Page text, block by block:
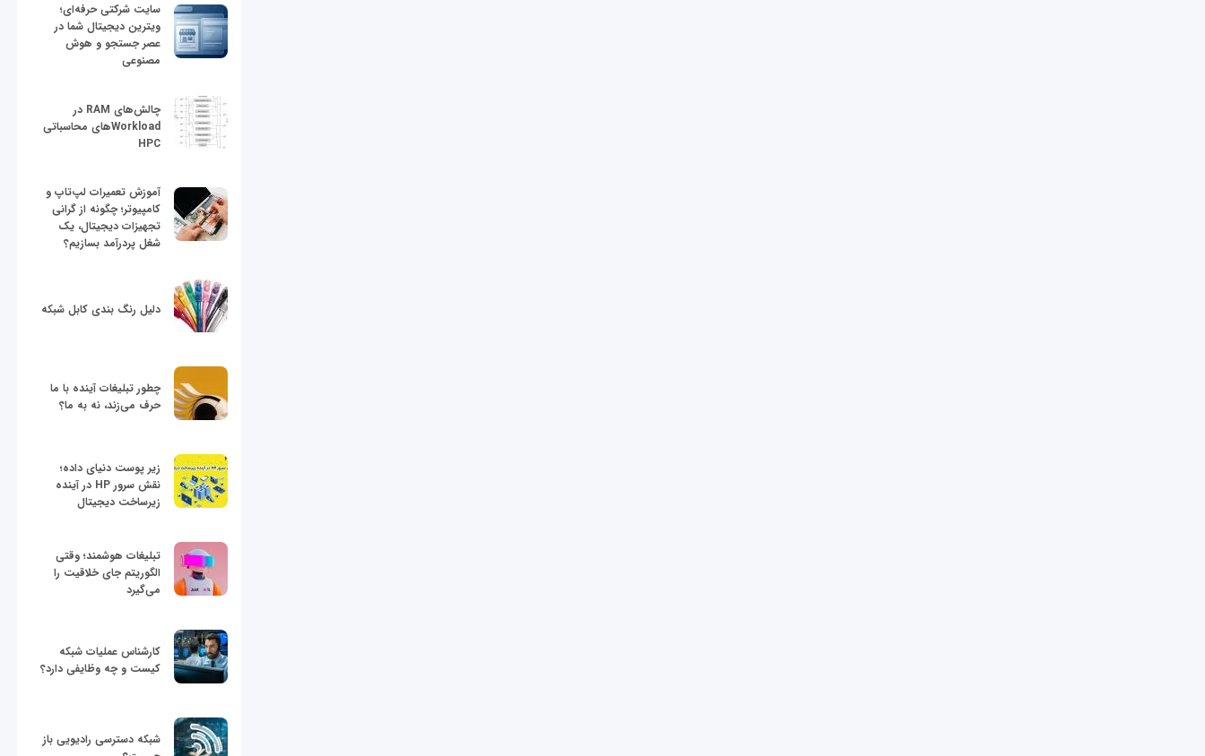
سایت شرکتی حرفه‌ای؛
ویترین دیجیتال شما در
عصر جستجو و هوش
مصنوعی
چالش‌های RAM در
Workloadهای محاسباتی
HPC
آموزش تعمیرات لپ‌تاپ و
کامپیوتر؛ چگونه از گرانی
تجهیزات دیجیتال، یک
شغل پردرآمد بسازیم؟
دلیل رنگ بندی کابل شبکه
چطور تبلیغات آینده با ما
حرف می‌زند، نه به ما؟
زیر پوست دنیای داده؛
نقش سرور HP در آینده
زیرساخت دیجیتال
تبلیغات هوشمند؛ وقتی
الگوریتم جای خلاقیت را
می‌گیرد
کارشناس عملیات شبکه
کیست و چه وظایفی دارد؟
شبکه دسترسی رادیویی باز